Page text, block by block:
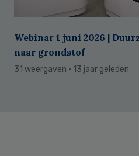
Webinar 1 juni 2026 |
naar grondstof
31 weergaven · 13 jaar geleden